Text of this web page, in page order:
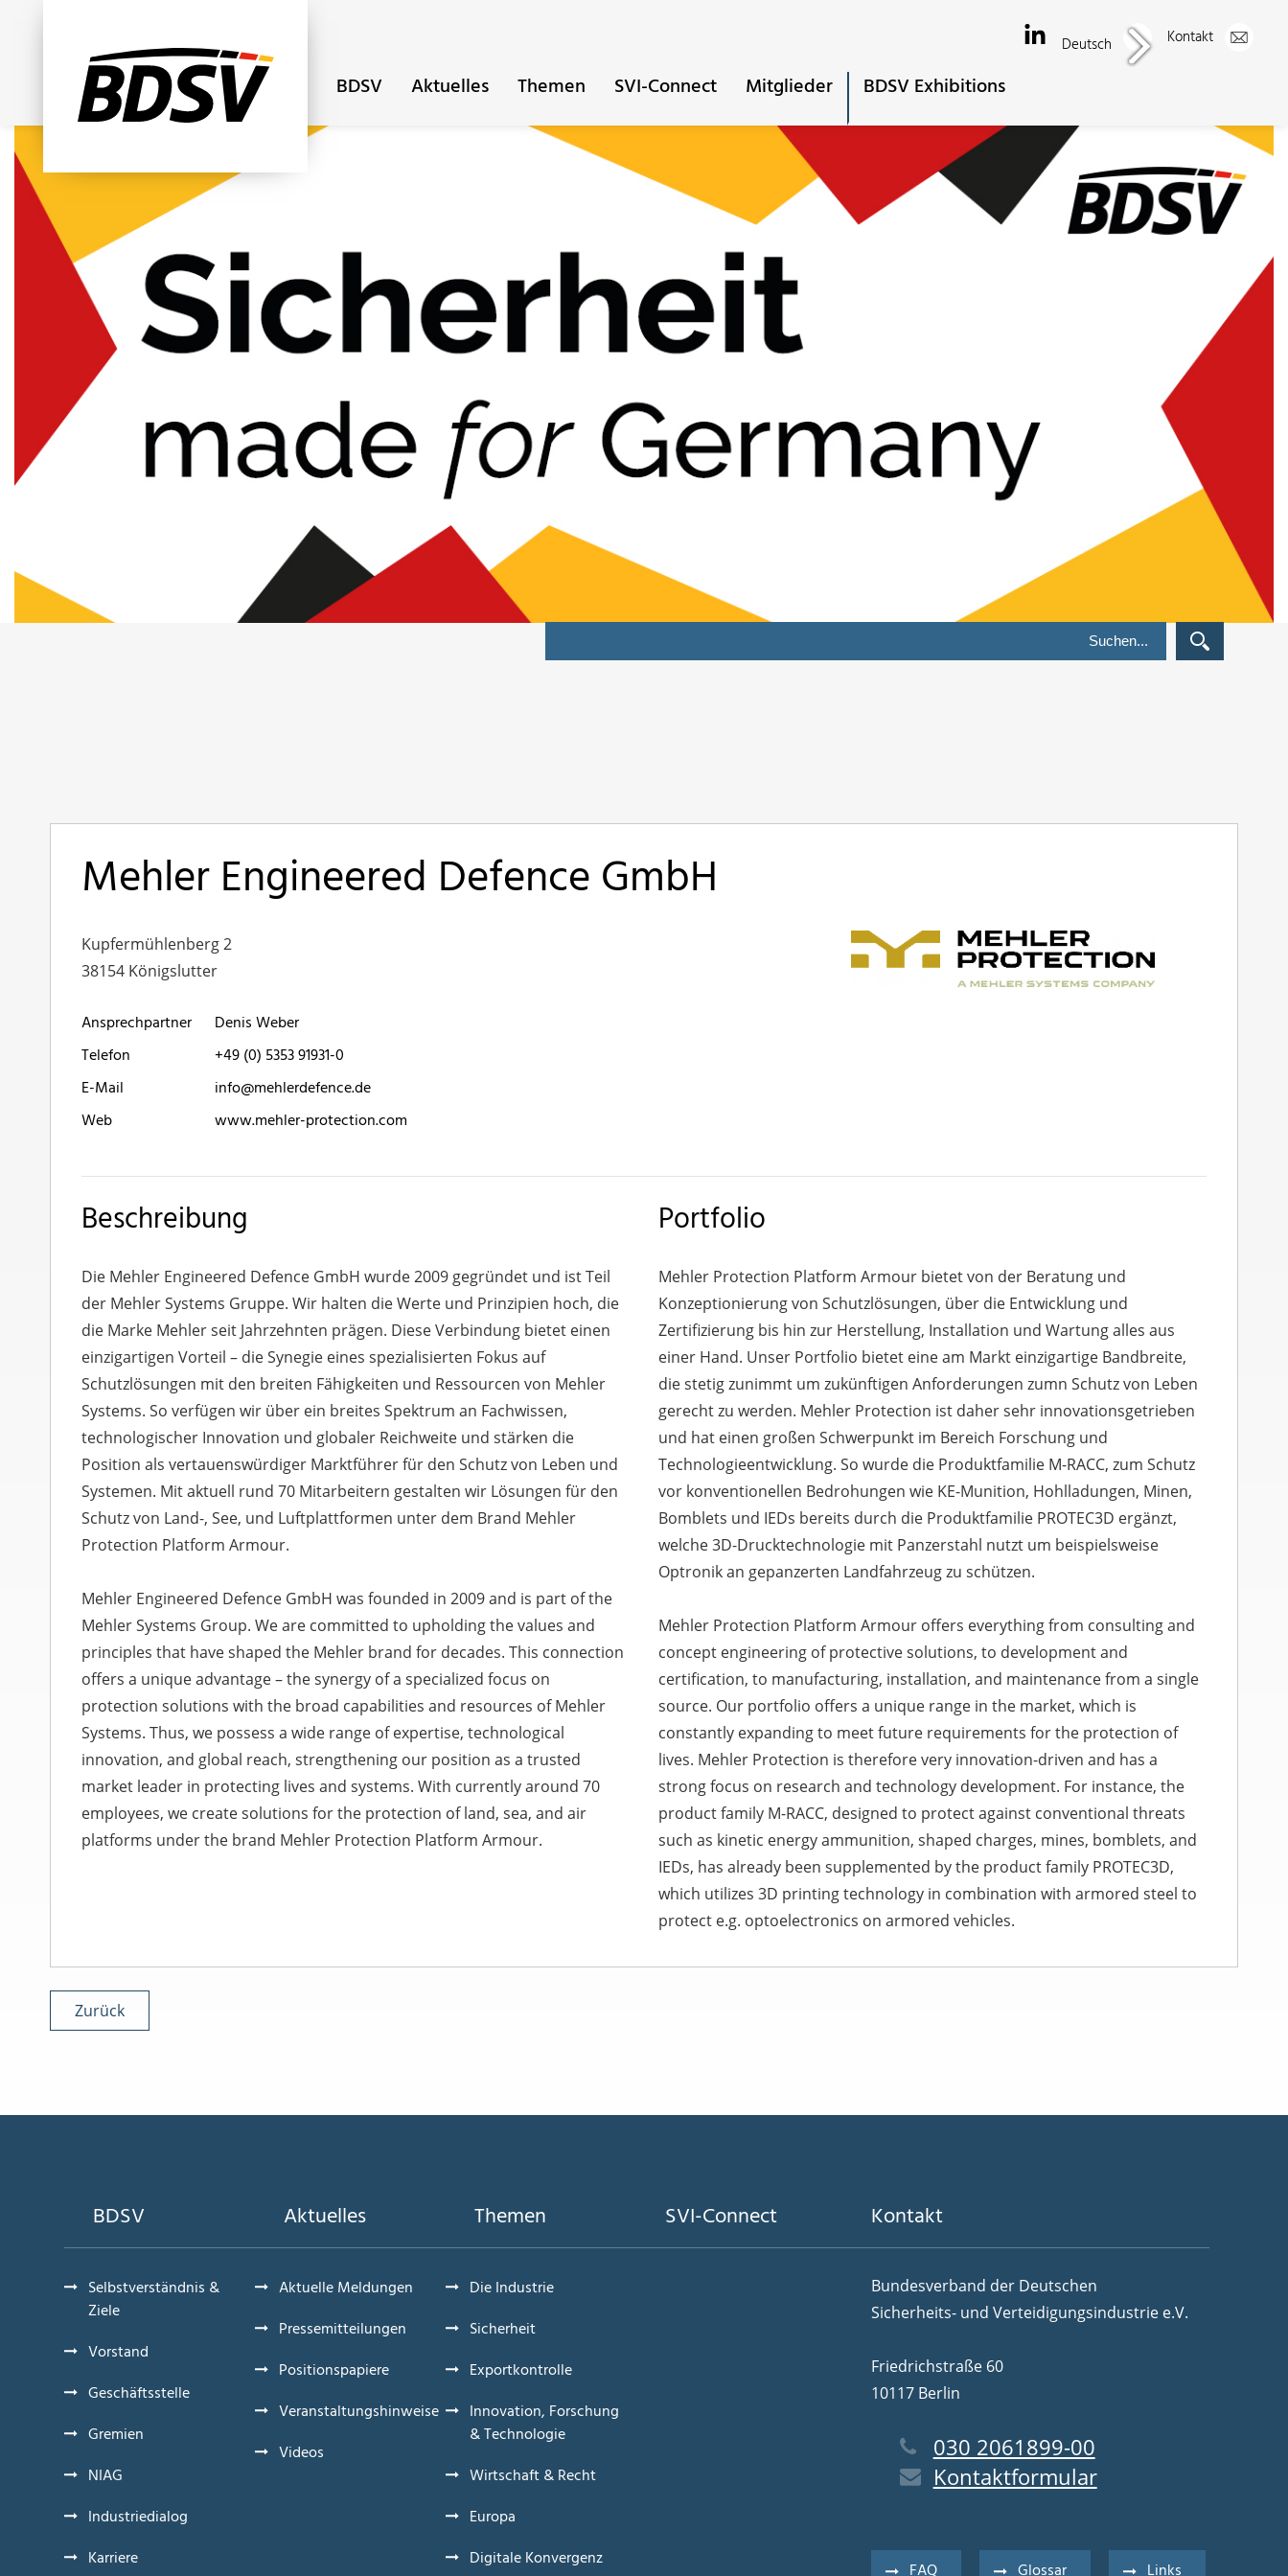
BDSV Aktuelles Themen SVI-Connect Mitglieder BDSV Exhibitions
Deutsch Kontakt
Mehler Engineered Defence GmbH
Kupfermühlenberg 2
38154 Königslutter
Ansprechpartner
Denis Weber
Telefon
+49 (0) 5353 91931-0
E-Mail
info@mehlerdefence.de
Web
www.mehler-protection.com
Beschreibung
Die Mehler Engineered Defence GmbH wurde 2009 gegründet und ist Teil
der Mehler Systems Gruppe. Wir halten die Werte und Prinzipien hoch, die
die Marke Mehler seit Jahrzehnten prägen. Diese Verbindung bietet einen
einzigartigen Vorteil – die Synegie eines spezialisierten Fokus auf
Schutzlösungen mit den breiten Fähigkeiten und Ressourcen von Mehler
Systems. So verfügen wir über ein breites Spektrum an Fachwissen,
technologischer Innovation und globaler Reichweite und stärken die
Position als vertauenswürdiger Marktführer für den Schutz von Leben und
Systemen. Mit aktuell rund 70 Mitarbeitern gestalten wir Lösungen für den
Schutz von Land-, See, und Luftplattformen unter dem Brand Mehler
Protection Platform Armour.
Mehler Engineered Defence GmbH was founded in 2009 and is part of the
Mehler Systems Group. We are committed to upholding the values and
principles that have shaped the Mehler brand for decades. This connection
offers a unique advantage – the synergy of a specialized focus on
protection solutions with the broad capabilities and resources of Mehler
Systems. Thus, we possess a wide range of expertise, technological
innovation, and global reach, strengthening our position as a trusted
market leader in protecting lives and systems. With currently around 70
employees, we create solutions for the protection of land, sea, and air
platforms under the brand Mehler Protection Platform Armour.
Portfolio
Mehler Protection Platform Armour bietet von der Beratung und
Konzeptionierung von Schutzlösungen, über die Entwicklung und
Zertifizierung bis hin zur Herstellung, Installation und Wartung alles aus
einer Hand. Unser Portfolio bietet eine am Markt einzigartige Bandbreite,
die stetig zunimmt um zukünftigen Anforderungen zumn Schutz von Leben
gerecht zu werden. Mehler Protection ist daher sehr innovationsgetrieben
und hat einen großen Schwerpunkt im Bereich Forschung und
Technologieentwicklung. So wurde die Produktfamilie M-RACC, zum Schutz
vor konventionellen Bedrohungen wie KE-Munition, Hohlladungen, Minen,
Bomblets und IEDs bereits durch die Produktfamilie PROTEC3D ergänzt,
welche 3D-Drucktechnologie mit Panzerstahl nutzt um beispielsweise
Optronik an gepanzerten Landfahrzeug zu schützen.
Mehler Protection Platform Armour offers everything from consulting and
concept engineering of protective solutions, to development and
certification, to manufacturing, installation, and maintenance from a single
source. Our portfolio offers a unique range in the market, which is
constantly expanding to meet future requirements for the protection of
lives. Mehler Protection is therefore very innovation-driven and has a
strong focus on research and technology development. For instance, the
product family M-RACC, designed to protect against conventional threats
such as kinetic energy ammunition, shaped charges, mines, bomblets, and
IEDs, has already been supplemented by the product family PROTEC3D,
which utilizes 3D printing technology in combination with armored steel to
protect e.g. optoelectronics on armored vehicles.
Zurück
BDSV
Selbstverständnis &
Ziele
Vorstand
Geschäftsstelle
Gremien
NIAG
Industriedialog
Karriere
Aktuelles
Aktuelle Meldungen
Pressemitteilungen
Positionspapiere
Veranstaltungshinweise
Videos
Themen
Die Industrie
Sicherheit
Exportkontrolle
Innovation, Forschung
& Technologie
Wirtschaft & Recht
Europa
Digitale Konvergenz
SVI-Connect Kontakt
Bundesverband der Deutschen
Sicherheits- und Verteidigungsindustrie e.V.
Friedrichstraße 60
10117 Berlin
030 2061899-00
Kontaktformular
FAQ Glossar Links